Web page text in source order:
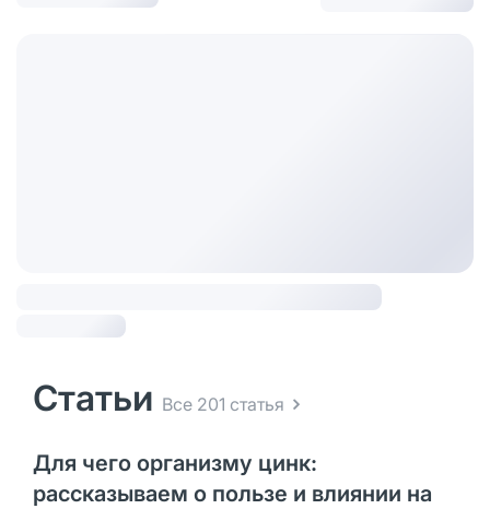
Статьи Все 201 статья
Для чего организму цинк:
рассказываем о пользе и влиянии на